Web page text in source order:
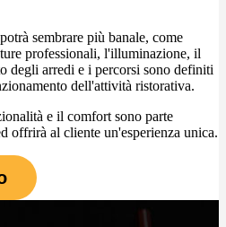
sembrare più banale, come
professionali, l'illuminazione, il
degli arredi e i percorsi sono definiti
dell'attività ristorativa.
e il comfort sono parte
offrirà al cliente un'esperienza unica.